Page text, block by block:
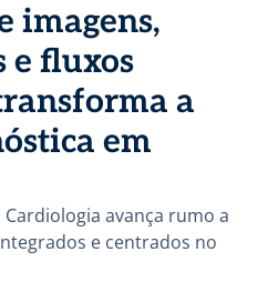
imagens,
e fluxos
a
em
avança rumo a
e centrados no